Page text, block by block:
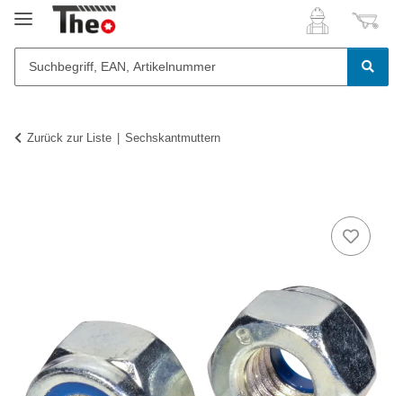
Zurück zur Liste Sechskantmuttern